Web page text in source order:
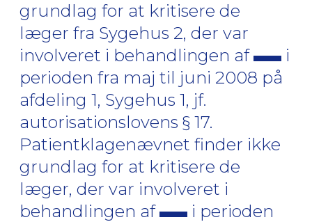
grundlag for at kritisere de
læger fra Sygehus 2, der var
involveret i behandlingen af
i
perioden fra maj til juni 2008 på
afdeling 1, Sygehus 1, jf.
autorisationslovens § 17.
Patientklagenævnet finder ikke
grundlag for at kritisere de
læger, der var involveret i
behandlingen af
i perioden